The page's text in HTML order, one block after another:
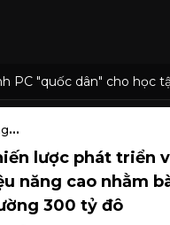
PC "quốc dân" cho học
với Ryzen 5 5500 và RX
phát triển với dãy sản
lược phát triển
năng cao nhằm
300 tỷ đô